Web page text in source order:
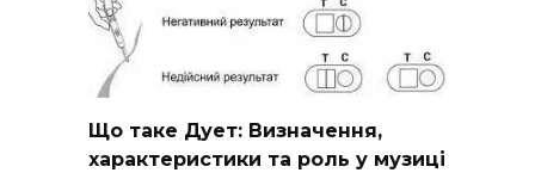
Що таке Дует: Визначення,
характеристики та роль у музиці